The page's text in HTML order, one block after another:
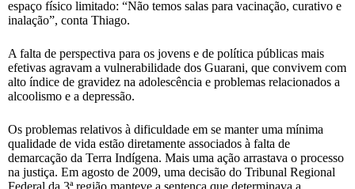
espaço físico limitado: “Não temos salas para vacinação, curativo e
inalação”, conta Thiago.
A falta de perspectiva para os jovens e de política públicas mais
efetivas agravam a vulnerabilidade dos Guarani, que convivem com
alto índice de gravidez na adolescência e problemas relacionados a
alcoolismo e a depressão.
Os problemas relativos à dificuldade em se manter uma mínima
qualidade de vida estão diretamente associados à falta de
demarcação da Terra Indígena. Mais uma ação arrastava o processo
na justiça. Em agosto de 2009, uma decisão do Tribunal Regional
Federal da 3ª região manteve a sentença que determinava a